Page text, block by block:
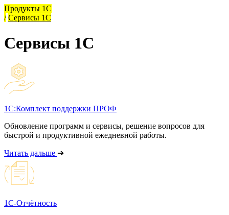
Продукты 1С
/ Сервисы 1С
Сервисы 1С
1С:Комплект поддержки ПРОФ
Обновление программ и сервисы, решение вопросов для
быстрой и продуктивной ежедневной работы.
Читать дальше ➔
1С-Отчётность